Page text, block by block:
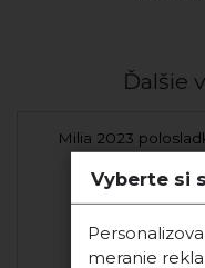
Ďalšie
Milia 2023
Frtus Winery
Vyberte si
meranie